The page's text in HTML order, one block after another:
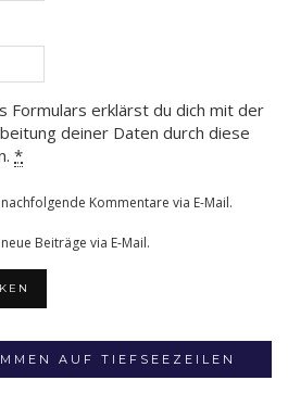
Formulars erklärst du dich mit der
deiner Daten durch diese
*
Kommentare via E-Mail.
Beiträge via E-Mail.
AUF TIEFSEEZEILEN